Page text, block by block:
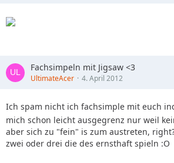
Fachsimpeln mit Jigsaw <3
UltimateAcer 4. April 2012
Ich spam nicht ich fachsimple mit euch
mich schon leicht ausgegrenz nur weil
aber sich zu "fein" is zum austreten,
zwei oder drei die des ernsthaft spieln :O